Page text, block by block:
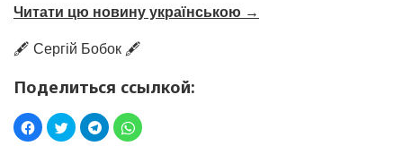
Читати цю новину українською →
🖋️ Сергій Бобок 🖋️
Поделиться ссылкой: